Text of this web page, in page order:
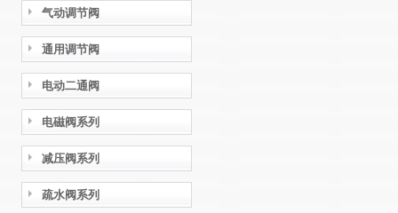
气动调节阀
通用调节阀
电动二通阀
电磁阀系列
减压阀系列
疏水阀系列